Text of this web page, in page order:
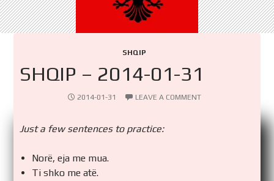
SHQIP
SHQIP – 2014-01-31
2014-01-31 LEAVE A COMMENT
Just a few sentences to practice:
Norë, eja me mua.
Ti shko me atë.